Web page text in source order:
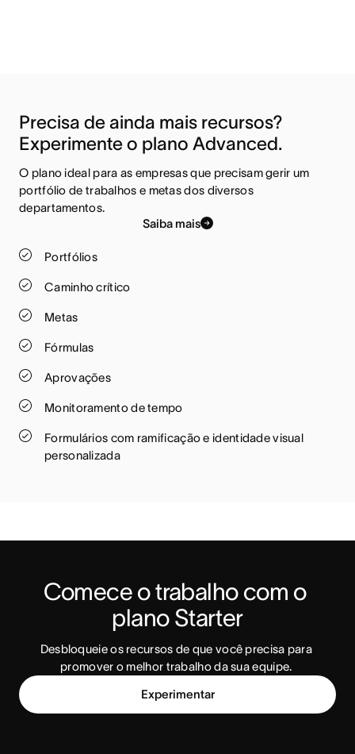
Precisa de ainda mais recursos?
Experimente o plano Advanced.
O plano ideal para as empresas que precisam gerir um
portfólio de trabalhos e metas dos diversos
departamentos.
Saiba mais
Portfólios
Caminho crítico
Metas
Fórmulas
Aprovações
Monitoramento de tempo
Formulários com ramificação e identidade visual
personalizada
Comece o trabalho com o
plano Starter
Desbloqueie os recursos de que você precisa para
promover o melhor trabalho da sua equipe.
Experimentar